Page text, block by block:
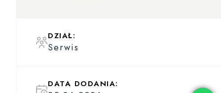
DZIAŁ:
Serwis
DATA DODANIA: